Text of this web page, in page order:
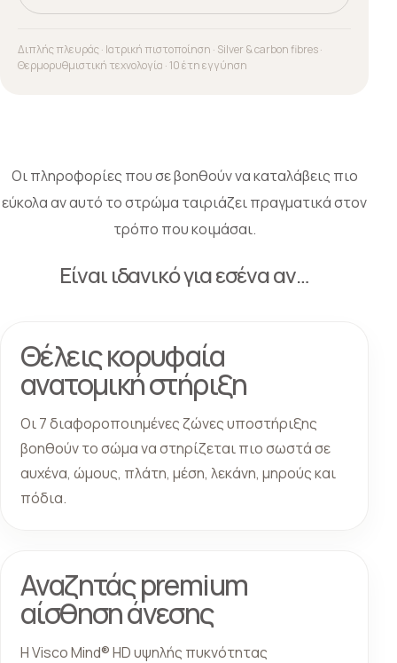
Διπλής πλευράς · Ιατρική πιστοποίηση · Silver & carbon fibres ·
Θερμορυθμιστική τεχνολογία · 10 έτη εγγύηση
Οι πληροφορίες που σε βοηθούν να καταλάβεις πιο
εύκολα αν αυτό το στρώμα ταιριάζει πραγματικά στον
τρόπο που κοιμάσαι.
Είναι ιδανικό για εσένα αν…
Θέλεις κορυφαία
ανατομική στήριξη
Οι 7 διαφοροποιημένες ζώνες υποστήριξης
βοηθούν το σώμα να στηρίζεται πιο σωστά σε
αυχένα, ώμους, πλάτη, μέση, λεκάνη, μηρούς και
πόδια.
Αναζητάς premium
αίσθηση άνεσης
Η Visco Mind® HD υψηλής πυκνότητας